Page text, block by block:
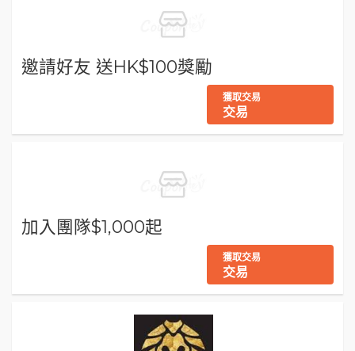
邀請好友 送HK$100獎勵
獲取交易
交易
加入團隊$1,000起
獲取交易
交易